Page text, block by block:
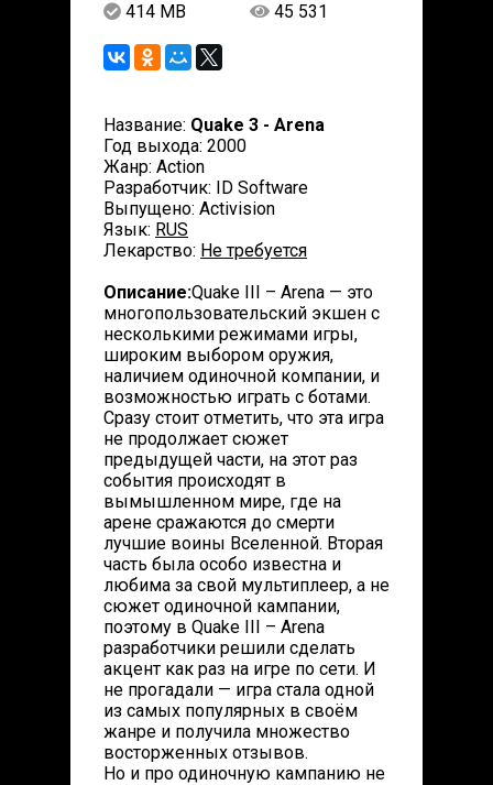
414 MB 45 531
Название: Quake 3 - Arena
Год выхода: 2000
Жанр: Action
Разработчик: ID Software
Выпущено: Activision
Язык: RUS
Лекарство: Не требуется
Описание:Quake III – Arena — это
многопользовательский экшен с
несколькими режимами игры,
широким выбором оружия,
наличием одиночной компании, и
возможностью играть с ботами.
Сразу стоит отметить, что эта игра
не продолжает сюжет
предыдущей части, на этот раз
события происходят в
вымышленном мире, где на
арене сражаются до смерти
лучшие воины Вселенной. Вторая
часть была особо известна и
любима за свой мультиплеер, а не
сюжет одиночной кампании,
поэтому в Quake III – Arena
разработчики решили сделать
акцент как раз на игре по сети. И
не прогадали — игра стала одной
из самых популярных в своём
жанре и получила множество
восторженных отзывов.
Но и про одиночную кампанию не